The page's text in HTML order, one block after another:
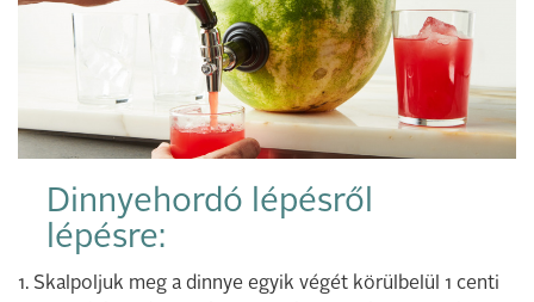
Dinnyehordó lépésről
lépésre:
1. Skalpoljuk meg a dinnye egyik végét körülbelül 1 centi